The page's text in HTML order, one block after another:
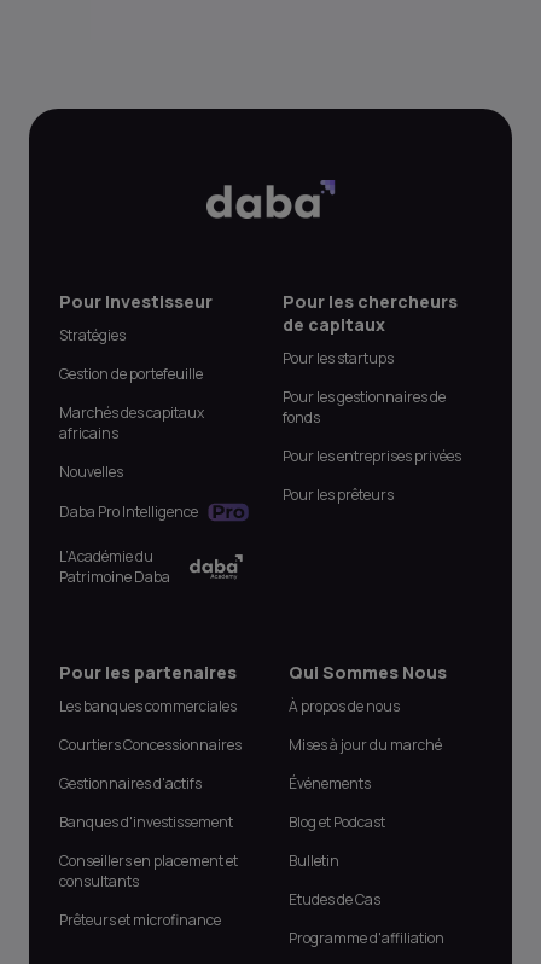
Pour Investisseur
Stratégies
Gestion de portefeuille
Marchés des capitaux
africains
Nouvelles
Daba Pro Intelligence
L’Académie du
Patrimoine Daba
Pour les chercheurs
de capitaux
Pour les startups
Pour les gestionnaires de
fonds
Pour les entreprises privées
Pour les prêteurs
Pour les partenaires
Les banques commerciales
Courtiers Concessionnaires
Gestionnaires d'actifs
Banques d'investissement
Conseillers en placement et
consultants
Prêteurs et microfinance
Qui Sommes Nous
À propos de nous
Mises à jour du marché
Événements
Blog et Podcast
Bulletin
Etudes de Cas
Programme d'affiliation